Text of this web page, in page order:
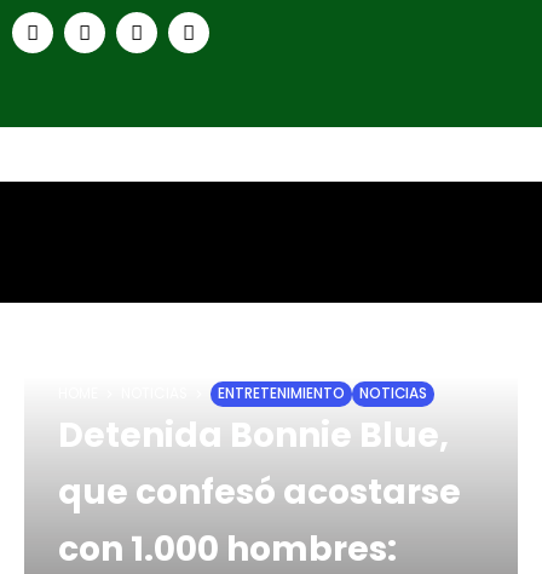
ENTRETENIMIENTO NOTICIAS
Detenida Bonnie Blue,
que confesó acostarse
con 1.000 hombres: